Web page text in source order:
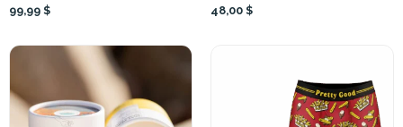
99,99 $ 48,00 $